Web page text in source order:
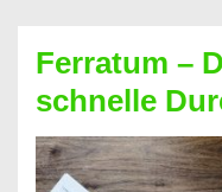
Ferratum –
schnelle